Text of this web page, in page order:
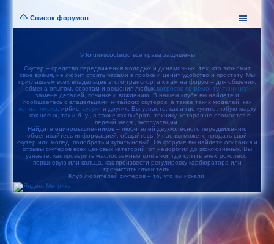
Список форумов
© forum-scooter.ru все права защищены
Скутер – средство передвижения молодых и динамичных, тех, кто экономит
свое время, не любит стоять часами в пробке и ценит удобство и простоту. Мы
приглашаем всех владельцев этого транспорта к нам на форум – для общения,
обмена опытом, советам и решения любых вопросов по ремонту тюнингу
замене деталей, починке и вождению. В нашем клубе вы найдете и
пообщаетесь с владельцами китайских скутеров, а также таких моделей, как
хонда
ямаха , ирбис, сузуки и других. Вы узнаете, как и где купить любую марку
– как новых, так и б. у., а также как выбрать технику, которая не сломается в
первый месяц эксплуатации.
Найдите единомышленников – любителей двухколесного передвижения,
обменивайтесь информацией, общайтесь. У нас вы можете продать свой
скутер или мопед, подобрать и купить новый. На форуме вы найдете описания и
отзывы скутеров всех ценовых категорий, от недорогих до эксклюзивных. Вы
узнаете, как проверить маслосъемные колпачки, где купить электроколесо,
поршневую или кольца, как произвести регулировку карбюратора или
прочистить глушитель.
Клуб любителей скутеров – то, что вы искали!